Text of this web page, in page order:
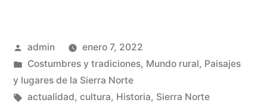
de
la
Sierra
Publicado
por
admin
enero 7, 2022
Publicado
en
Costumbres y tradiciones, Mundo rural, Paisajes
y lugares de la Sierra Norte
Etiquetas:
actualidad, cultura, Historia, Sierra Norte